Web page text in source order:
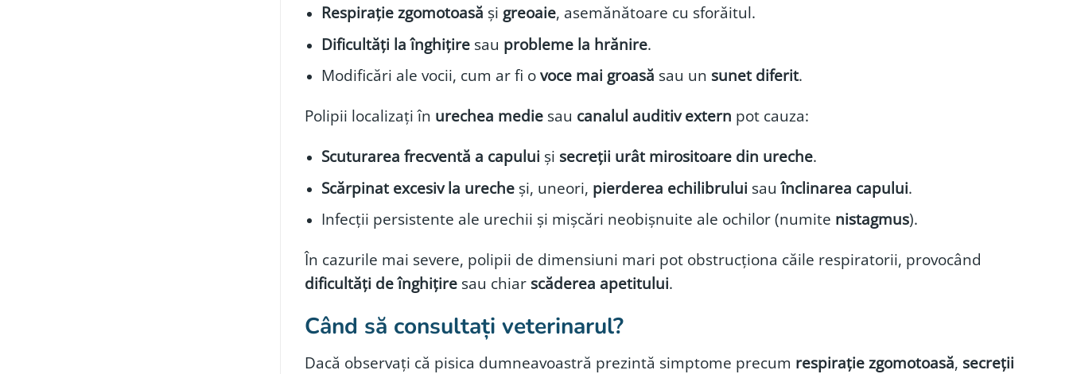
Respirație zgomotoasă și greoaie, asemănătoare cu sforăitul.
Dificultăți la înghițiresau probleme la hrănire.
Modificări ale vocii, cum ar fi ovoce mai groasă sau un sunet diferit.
Polipii localizați în urechea medie sau canalul auditiv extern pot cauza:
Scuturarea frecventă a capului și secreții urât mirositoare din ureche.
Scărpinat excesiv la urecheși, uneori, pierderea echilibrului sauînclinarea capului.
Infecții persistente ale urechii și mișcări neobișnuite ale ochilor (numite nistagmus).
În cazurile mai severe, polipii de dimensiuni mari pot obstrucționa căile respiratorii, provocând
dificultăți de înghițire sau chiar scăderea apetitului.
Când să consultați veterinarul?
Dacă observați că pisica dumneavoastră prezintă simptome precum respirație zgomotoasă, secreții